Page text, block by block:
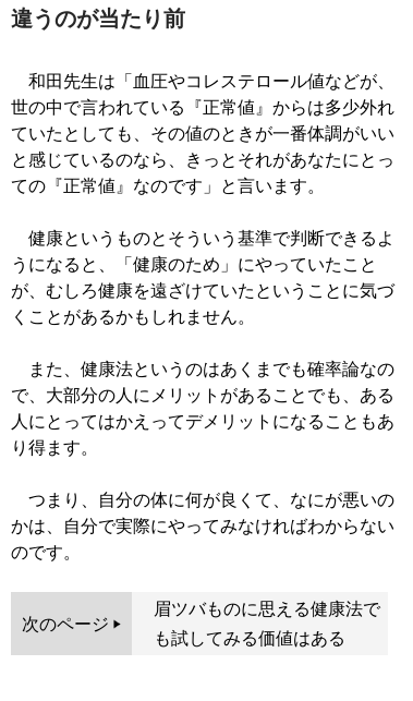
違うのが当たり前
和田先生は「血圧やコレステロール値などが、
世の中で言われている『正常値』からは多少外れ
ていたとしても、その値のときが一番体調がいい
と感じているのなら、きっとそれがあなたにとっ
ての『正常値』なのです」と言います。
健康というものとそういう基準で判断できるよ
うになると、「健康のため」にやっていたこと
が、むしろ健康を遠ざけていたということに気づ
くことがあるかもしれません。
また、健康法というのはあくまでも確率論なの
で、大部分の人にメリットがあることでも、ある
人にとってはかえってデメリットになることもあ
り得ます。
つまり、自分の体に何が良くて、なにが悪いの
かは、自分で実際にやってみなければわからない
のです。
次のページ
眉ツバものに思える健康法で
も試してみる価値はある